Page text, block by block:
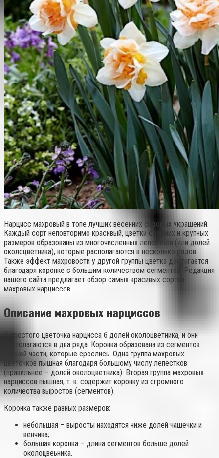
Нарцисс махровый в топе лучших весенних садовых украшений.
Каждый сорт неповторимо красивый, цветки средних и крупных
размеров образованы из многочисленных лепестков (или долей
околоцветника), которые располагаются в несколько рядов.
Также эффект махровости у другой группы цветка достигается
благодаря коронке с большим количеством сегментов. Редакция
нашего сайта предлагает обзор самых красивых сортов
махровых нарциссов.
Описание махровых нарциссов
У простого цветочка нарцисса 6 долей околоцветника, и они
располагаются в два ряда. Коронка образована из сегментов
нижней части, которые срослись. Одна группа махровых
цветочков пышная благодаря большому числу лепестков
(правильнее – долей околоцветника). Вторая группа махровых
нарциссов пышная, т. к. содержит коронку из огромного
количества выростов (сегментов).
Коронка также разных размеров:
небольшая – выросты находятся ниже долей чашечки и
венчика;
большая коронка – длина сегментов больше долей
околоцвеьника.